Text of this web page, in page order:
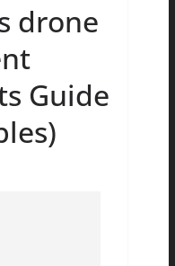
drone
Guide